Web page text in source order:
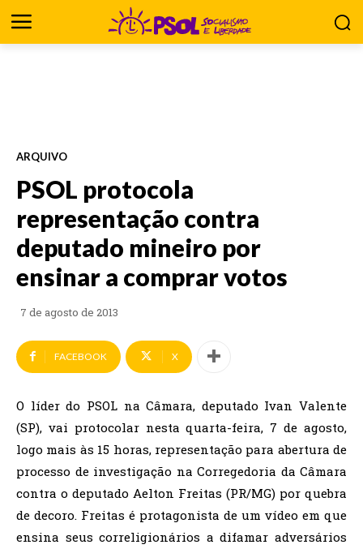
ARQUIVO
PSOL protocola
representação contra
deputado mineiro por
ensinar a comprar votos
7 de agosto de 2013
FACEBOOK X
O líder do PSOL na Câmara, deputado Ivan Valente
(SP), vai protocolar nesta quarta-feira, 7 de agosto,
logo mais às 15 horas, representação para abertura de
processo de investigação na Corregedoria da Câmara
contra o deputado Aelton Freitas (PR/MG) por quebra
de decoro. Freitas é protagonista de um vídeo em que
ensina seus correligionários a difamar adversários